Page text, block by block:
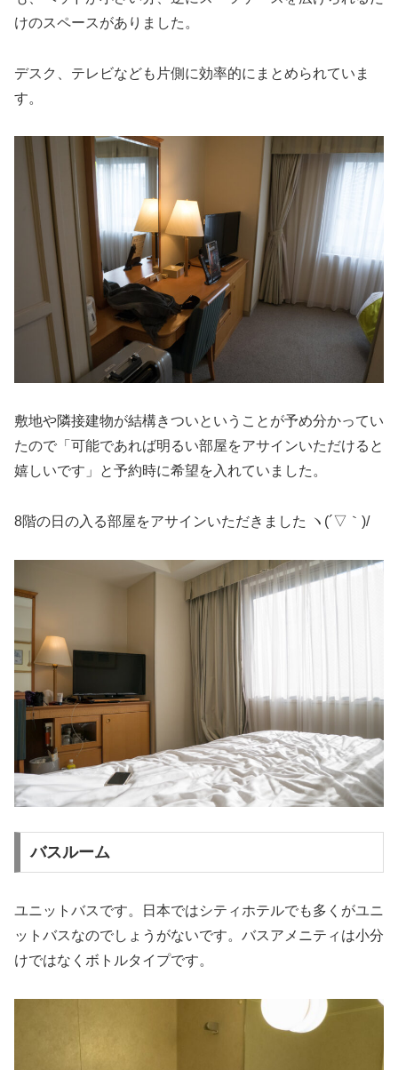
けのスペースがありました。
デスク、テレビなども片側に効率的にまとめられていま
す。
敷地や隣接建物が結構きついということが予め分かってい
たので「可能であれば明るい部屋をアサインいただけると
嬉しいです」と予約時に希望を入れていました。
8階の日の入る部屋をアサインいただきました ヽ(´▽｀)/
バスルーム
ユニットバスです。日本ではシティホテルでも多くがユニ
ットバスなのでしょうがないです。バスアメニティは小分
けではなくボトルタイプです。